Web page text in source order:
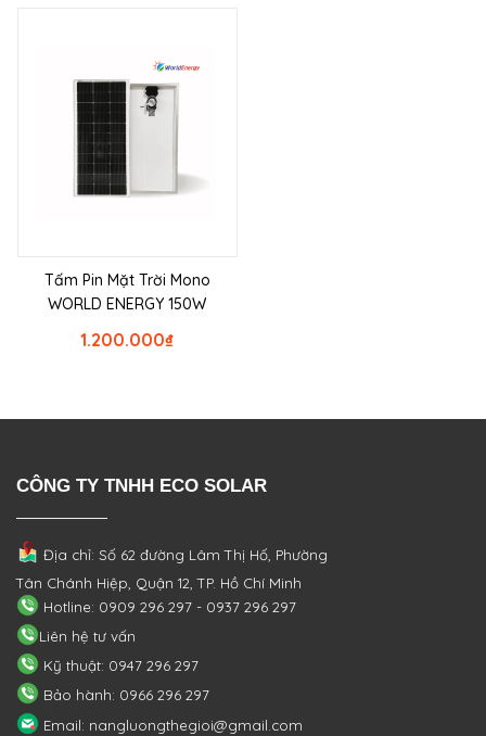
Tấm Pin Mặt Trời Mono
WORLD ENERGY 150W
₫
1.200.000
CÔNG TY TNHH ECO SOLAR
Địa chỉ: Số 62 đường Lâm Thị Hố, Phường
Tân Chánh Hiệp, Quận 12, TP. Hồ Chí Minh
Hotline: 0909 296 297 - 0937 296 297
Liên hệ tư vấn
Kỹ thuật: 0947 296 297
Bảo hành: 0966 296 297
Email: nangluongthegioi@gmail.com